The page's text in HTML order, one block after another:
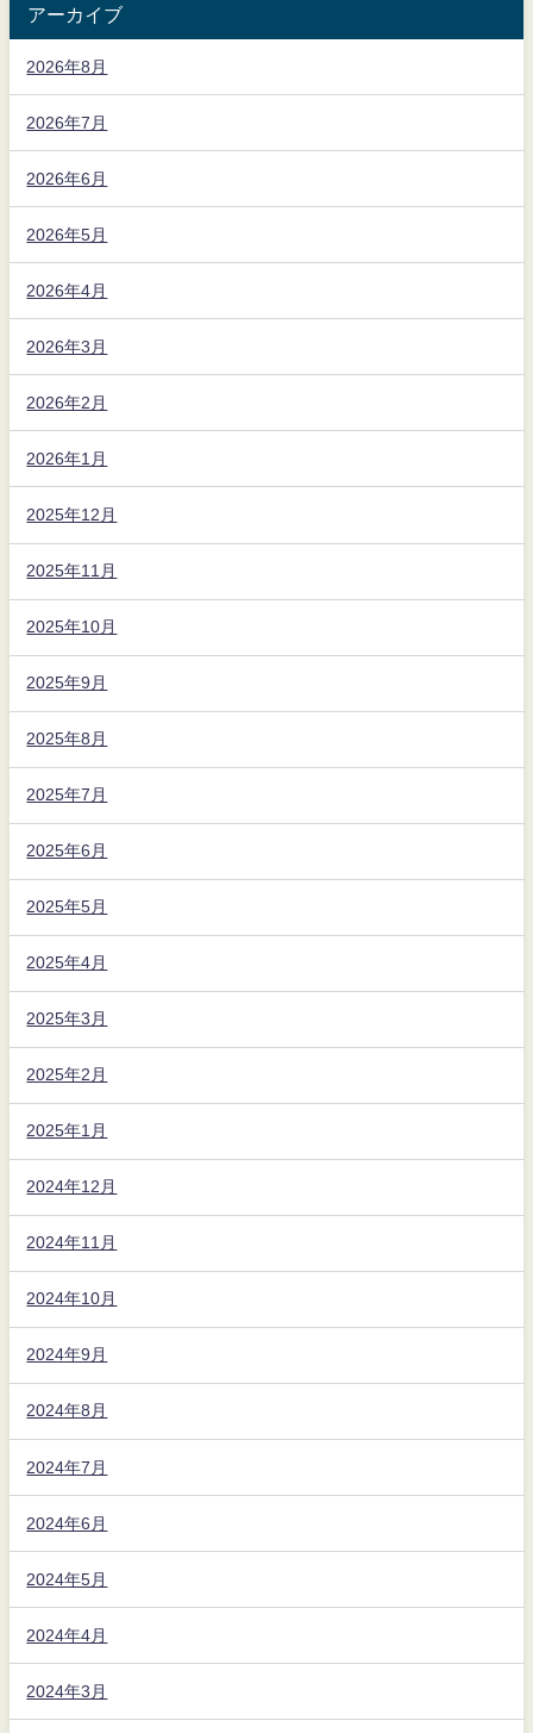
アーカイブ
2026年8月
2026年7月
2026年6月
2026年5月
2026年4月
2026年3月
2026年2月
2026年1月
2025年12月
2025年11月
2025年10月
2025年9月
2025年8月
2025年7月
2025年6月
2025年5月
2025年4月
2025年3月
2025年2月
2025年1月
2024年12月
2024年11月
2024年10月
2024年9月
2024年8月
2024年7月
2024年6月
2024年5月
2024年4月
2024年3月